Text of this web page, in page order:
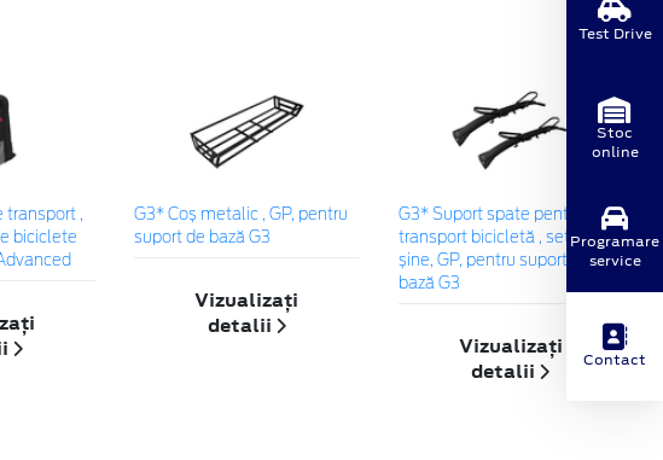
transport ,
biciclete
G3* Coș metalic , GP, pentru
suport de bază G3
Vizualizați
detalii
G3* Suport spate pentru
transport bicicletă , set de 2
șine, GP, pentru suport de
bază G3
Vizualizați
detalii
Test Drive
Stoc
online
Programare
service
Contact